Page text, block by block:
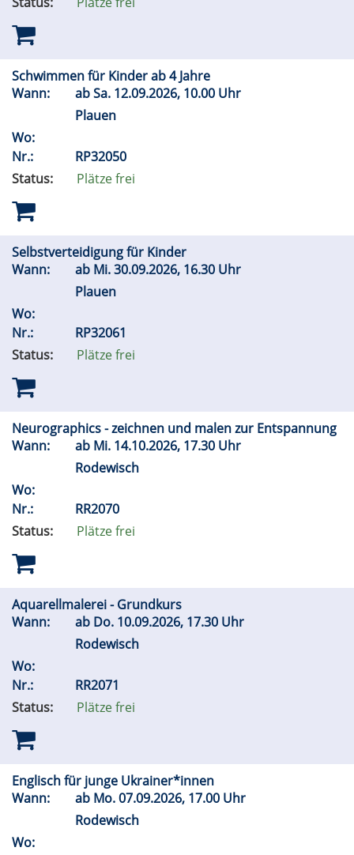
Schwimmen für Kinder ab 4 Jahre
Wann:
abSa. 12.09.2026, 10.00 Uhr
Plauen
Wo:
Nr.:
RP32050
Status:
Plätze frei
Selbstverteidigung für Kinder
Wann:
ab Mi.30.09.2026, 16.30 Uhr
Plauen
Wo:
Nr.:
RP32061
Status:
Plätze frei
Neurographics - zeichnen und malen zur Entspannung
Wann:
ab Mi. 14.10.2026, 17.30 Uhr
Rodewisch
Wo:
Nr.:
RR2070
Status:
Plätze frei
Aquarellmalerei - Grundkurs
Wann:
ab Do. 10.09.2026, 17.30 Uhr
Rodewisch
Wo:
Nr.:
RR2071
Status:
Plätze frei
Englisch für junge Ukrainer*innen
Wann:
ab Mo.07.09.2026, 17.00 Uhr
Rodewisch
Wo: